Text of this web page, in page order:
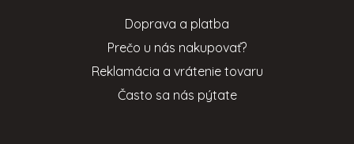
Doprava a platba
Prečo u nás nakupovať?
Reklamácia a vrátenie tovaru
Často sa nás pýtate